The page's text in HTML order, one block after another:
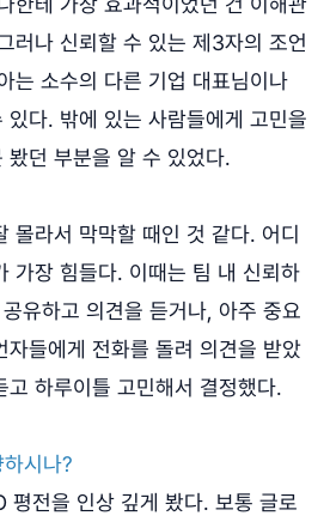
러나 신뢰할 수 있는 제3자의 조언
는 소수의 다른 기업 대표님이나
있다. 밖에 있는 사람들에게 고민을
봤던 부분을 알 수 있었다.
몰라서 막막할 때인 것 같다. 어디
가장 힘들다. 이때는 팀 내 신뢰하
유하고 의견을 듣거나, 아주 중요
자들에게 전화를 돌려 의견을 받았
고 하루이틀 고민해서 결정했다.
시나?
평전을 인상 깊게 봤다. 보통 글로